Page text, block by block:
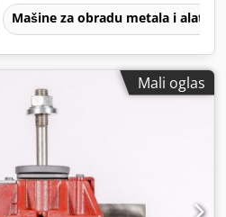
Mašine za obradu metala i alatne
Mali oglas